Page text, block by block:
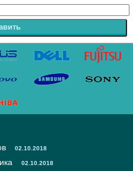
02.10.2018
02.10.2018